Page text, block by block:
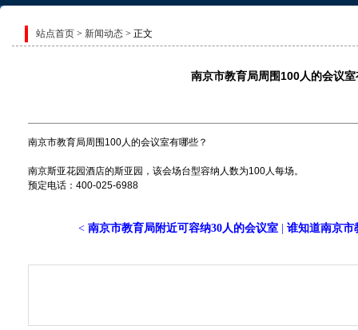
站点首页 > 新闻动态 > 正文
南京市教育局周围100人的会议
南京市教育局周围100人的会议室有哪些？
南京斯亚花园酒店的斯亚园，该会场台型容纳人数为100人每场。
预定电话：400-025-6988
< 南京市教育局附近可容纳30人的会议室 谁知道南京市